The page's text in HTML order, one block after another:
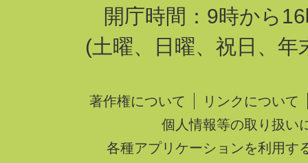
開庁時間：9時から
(土曜、日曜、祝日、年
著作権について
リンクについて
個人情報等の取り扱い
各種アプリケーションを利用す